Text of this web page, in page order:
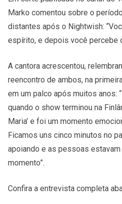
Marko comentou sobre o
distantes após o Nightwish:
espírito, e depois você percebe
A cantora acrescentou,
reencontro de ambos, na
em um palco após muitos anos:
quando o show terminou na
Maria’ e foi um momento
Ficamos uns cinco minutos no
apoiando e as pessoas estavam
momento”.
Confira a entrevista completa